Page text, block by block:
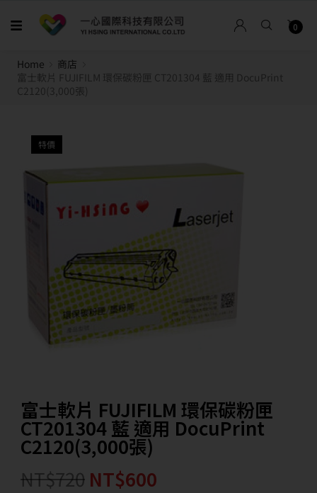
0
Home
商店
富士軟片 FUJIFILM 環保碳粉匣 CT201304 藍 適用 DocuPrint
C2120(3,000張)
特價
富士軟片 FUJIFILM 環保碳粉匣
CT201304 藍 適用 DocuPrint
C2120(3,000張)
NT$720 NT$600